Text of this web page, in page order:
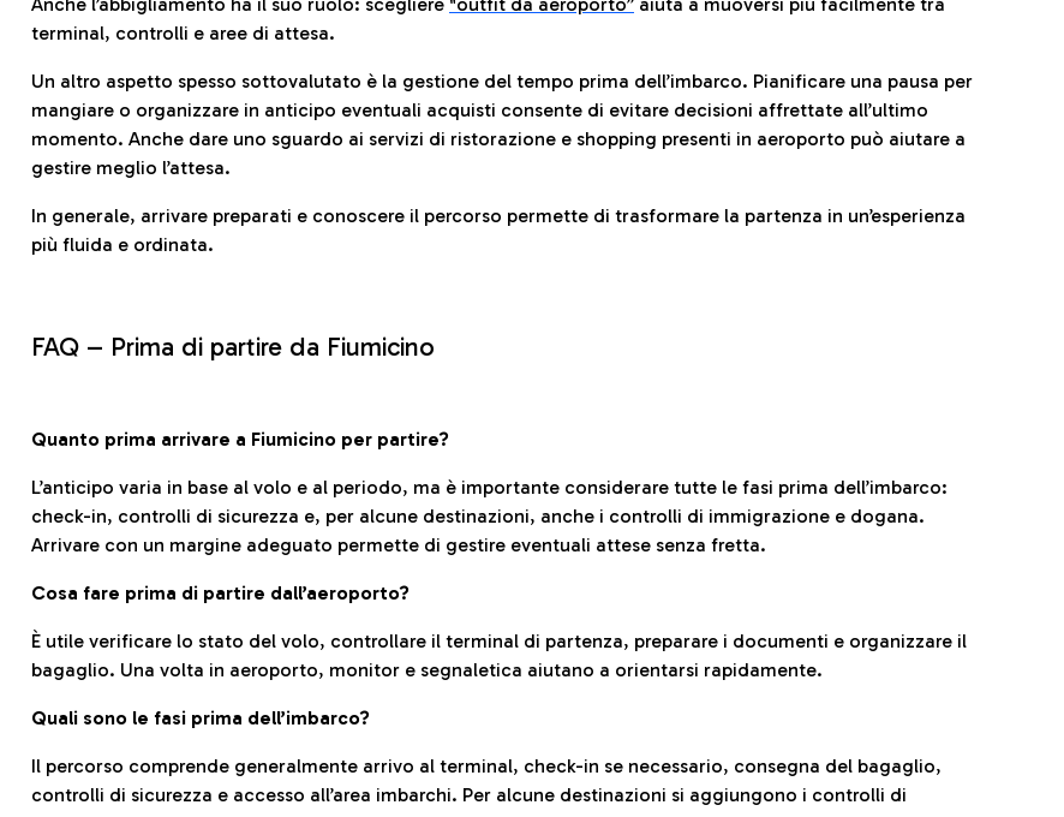
terminal, controlli e aree di attesa.
Un altro aspetto spesso sottovalutato è la gestione del tempo prima dell’imbarco. Pianificare una pausa per
mangiare o organizzare in anticipo eventuali acquisti consente di evitare decisioni affrettate all’ultimo
momento. Anche dare uno sguardo ai servizi di ristorazione e shopping presenti in aeroporto può aiutare a
gestire meglio l’attesa.
In generale, arrivare preparati e conoscere il percorso permette di trasformare la partenza in un’esperienza
più fluida e ordinata.
FAQ – Prima di partire da Fiumicino
Quanto prima arrivare a Fiumicino per partire?
L’anticipo varia in base al volo e al periodo, ma è importante considerare tutte le fasi prima dell’imbarco:
check-in, controlli di sicurezza e, per alcune destinazioni, anche i controlli di immigrazione e dogana.
Arrivare con un margine adeguato permette di gestire eventuali attese senza fretta.
Cosa fare prima di partire dall’aeroporto?
È utile verificare lo stato del volo, controllare il terminal di partenza, preparare i documenti e organizzare il
bagaglio. Una volta in aeroporto, monitor e segnaletica aiutano a orientarsi rapidamente.
Quali sono le fasi prima dell’imbarco?
Il percorso comprende generalmente arrivo al terminal, check-in se necessario, consegna del bagaglio,
controlli di sicurezza e accesso all’area imbarchi. Per alcune destinazioni si aggiungono i controlli di